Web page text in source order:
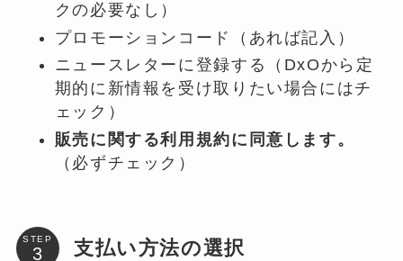
クの必要なし）
プロモーションコード（あれば記入）
ニュースレターに登録する（DxOから定
期的に新情報を受け取りたい場合にはチ
ェック）
販売に関する利用規約に同意します。
（必ずチェック）
STEP 支払い方法の選択